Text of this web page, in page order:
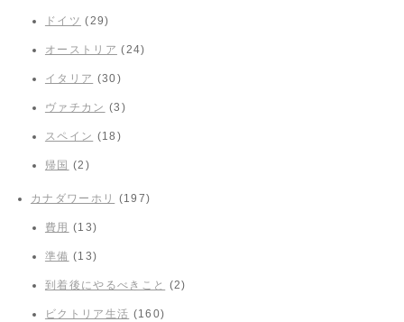
ドイツ (29)
オーストリア (24)
イタリア (30)
ヴァチカン (3)
スペイン (18)
帰国 (2)
カナダワーホリ (197)
費用 (13)
準備 (13)
到着後にやるべきこと (2)
ビクトリア生活 (160)